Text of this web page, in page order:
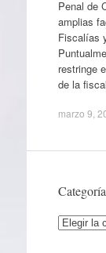
Penal de
amplias
Fiscalías
restringe
de la
marzo 9,
Categorías